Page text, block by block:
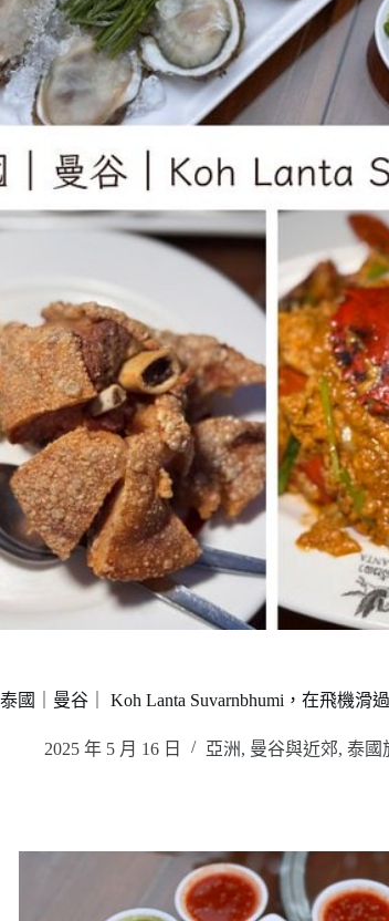
泰國｜曼谷｜ Koh Lanta Suvarnbhumi，在飛機
2025 年 5 月 16 日 亞洲, 曼谷與近郊, 泰國